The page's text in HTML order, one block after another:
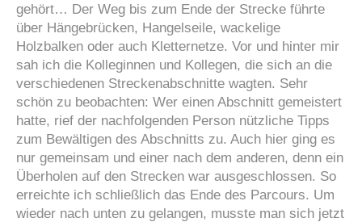
gehört… Der Weg bis zum Ende der Strecke führte
über Hängebrücken, Hangelseile, wackelige
Holzbalken oder auch Kletternetze. Vor und hinter mir
sah ich die Kolleginnen und Kollegen, die sich an die
verschiedenen Streckenabschnitte wagten. Sehr
schön zu beobachten: Wer einen Abschnitt gemeistert
hatte, rief der nachfolgenden Person nützliche Tipps
zum Bewältigen des Abschnitts zu. Auch hier ging es
nur gemeinsam und einer nach dem anderen, denn ein
Überholen auf den Strecken war ausgeschlossen. So
erreichte ich schließlich das Ende des Parcours. Um
wieder nach unten zu gelangen, musste man sich jetzt